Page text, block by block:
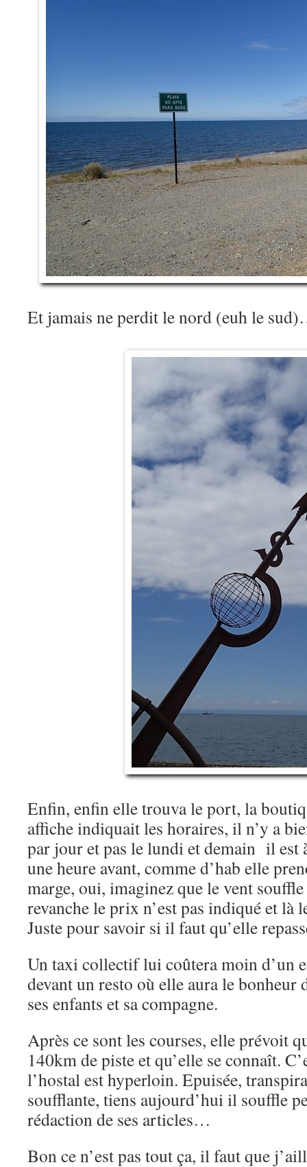
Et jamais ne perdit le nord (euh le
Enfin, enfin elle trouva le port, la
affiche indiquait les horaires, il n’y a
par jour et pas le lundi et demain il est
une heure avant, comme d’hab elle
marge, oui, imaginez que le vent
revanche le prix n’est pas indiqué et
Juste pour savoir si il faut qu’elle
Un taxi collectif lui coûtera moin d’un
devant un resto où elle aura le bonheur
ses enfants et sa compagne.
Après ce sont les courses, elle prévoit
140km de piste et qu’elle se connaît.
l’hostal est hyperloin. Epuisée,
soufflante, tiens aujourd’hui il souffle
rédaction de ses articles…
Bon ce n’est pas tout ça, il faut que